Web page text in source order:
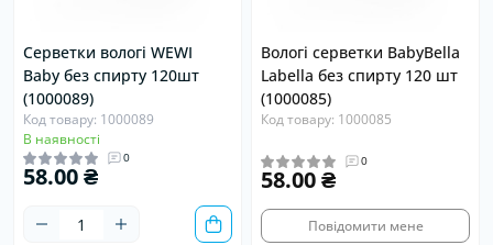
Серветки вологі WEWI
Baby без спирту 120шт
(1000089)
Код товару: 1000089
В наявності
0
58.00 ₴
Вологі серветки BabyBella
Labella без спирту 120 шт
(1000085)
Код товару: 1000085
0
58.00 ₴
Повідомити мене